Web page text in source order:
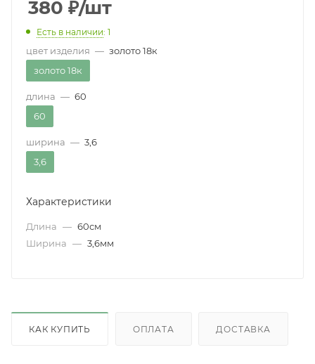
380 ₽/шт
Есть в наличии: 1
цвет изделия — золото 18к
золото 18к
длина — 60
60
ширина — 3,6
3,6
Характеристики
Длина — 60см
Ширина — 3,6мм
КАК КУПИТЬ ОПЛАТА ДОСТАВКА